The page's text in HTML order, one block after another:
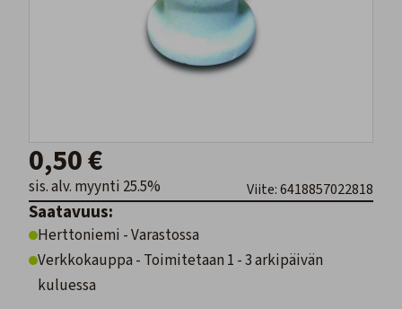
0,50 €
sis. alv. myynti 25.5% Viite: 6418857022818
Saatavuus:
Herttoniemi - Varastossa
Verkkokauppa - Toimitetaan 1 - 3 arkipäivän
kuluessa